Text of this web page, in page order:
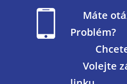
Máte
Problém?
Chcete
Volejte